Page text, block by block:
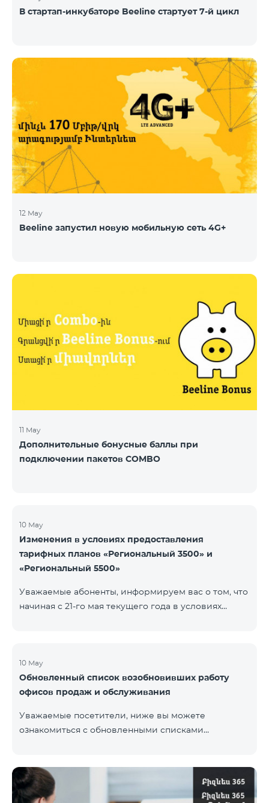
В стартап-инкубаторе Beeline стартует 7-й цикл
12 May
Beeline запустил новую мобильную сеть 4G+
11 May
Дополнительные бонусные баллы при
подключении пакетов COMBO
10 May
Изменения в условиях предоставления
тарифных планов «Региональный 3500» и
«Региональный 5500»
Уважаемые абоненты, информируем вас о том, что
начиная с 21-го мая текущего года в условиях
изменен наблюдательный период — 15 дней
вместо прежних 60-ти. В случае, если тарифный
план не будет активирован вновь на 16-ый день
расторгнут в одностороннем порядке и на
основной номер будет наложен штраф.
10 May
Обновленный список возобновивших работу
офисов продаж и обслуживания
Уважаемые посетители, ниже вы можете
ознакомиться с обновленными списками
Регионы В офисах соблюдены соответствующие
меры для обеспечения безопасности здоровья